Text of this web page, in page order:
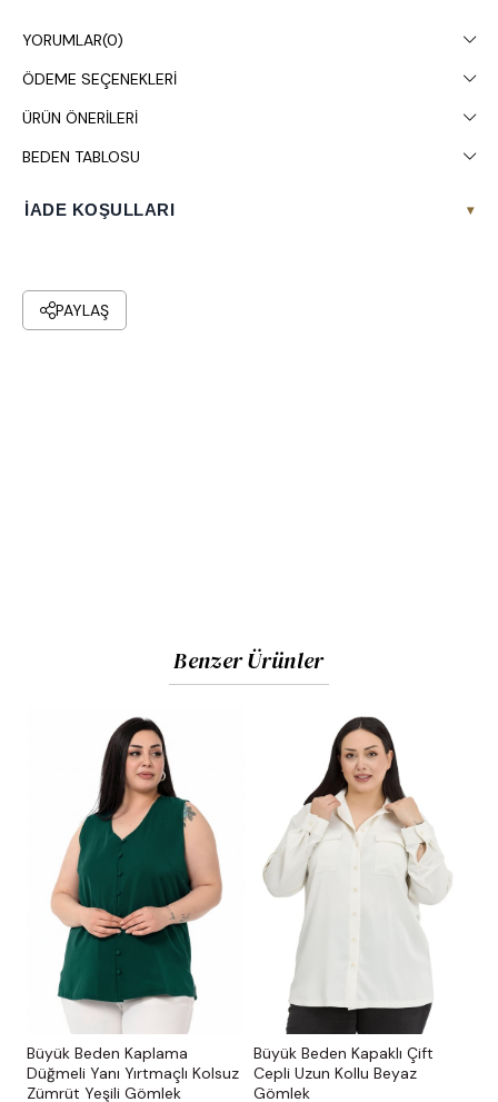
Çamaşır makinesinde 30° yıkanması tavsiye edilir.
YORUMLAR(0)
ÖDEME SEÇENEKLERI
ÜRÜN ÖNERILERI
BEDEN TABLOSU
İADE KOŞULLARI ▾
PAYLAŞ
Benzer Ürünler
Büyük Beden Kaplama
Düğmeli Yanı Yırtmaçlı Kolsuz
Zümrüt Yeşili Gömlek
Büyük Beden Kapaklı Çift
Cepli Uzun Kollu Beyaz
Gömlek